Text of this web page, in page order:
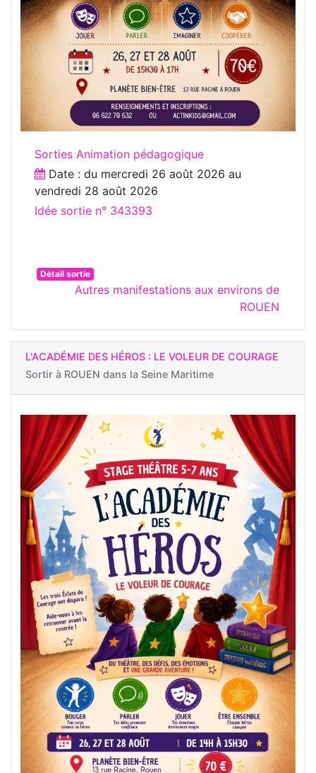
Sorties Animation pédagogique
Date : du mercredi 26 août 2026 au
vendredi 28 août 2026
Idée sortie n° 343393
Détail sortie
Autres manifestations aux environs de
ROUEN
L'ACADÉMIE DES HÉROS : LE VOLEUR DE COURAGE
Sortir à ROUEN dans la Seine Maritime